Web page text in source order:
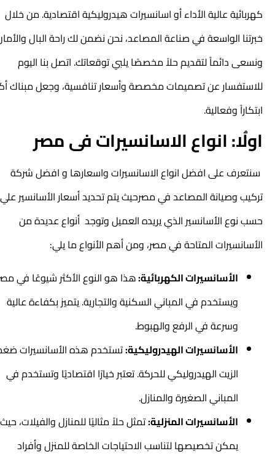
كهربائية عالية الأداء أو اسانسيرات هيدروليكية اقتصادية. من خلال
خبرتنا الواسعة في صناعة المصاعد، نحن نضمن لك راحة البال والأمان،
ونسعى دائماً لتقديم حلاً مخصصًا يلبي توقعاتك. اتصل بنا اليوم
للاستفسار عن تصميمات مخصصة وأسعار تنافسية، وجعل مبناك أكثر
ابتكاراً وفعالية.
اولُا: انواع الاسانسيرات فى مصر
سنتعرف على افضل انواع الاسانسيرات واسعارها و افضل شركة
تركيب وصيانة المصاعد في مصرحيث يتم تحديد أسعار الأسانسير علي
حسب نوع الأسانسير الذي يريده العميل وتوجد أنواع عديدة من
الأسانسيرات المتاحة في مصر، ومن أهم الأنواع ما يلي:
الأسانسيرات الكهربائية:هذا هو النوع الأكثر شيوعًا في مصر
ويستخدم في المباني السكنية والتجارية. يتميز بكفاءة عالية
وسرعة في الرفع والهبوط.
الأسانسيرات الهيدروليكية:تستخدم هذه الأسانسيرات ضغط
الزيت الهيدروليكي للحركة. تعتبر خيارًا اقتصاديًا وتستخدم في
المباني الصغيرة والمنازل.
الأسانسيرات المنزلية:تمثل حلاً مثاليًا للمنازل والفيلات، حيث
يمكن تخصيصها لتناسب الاحتياجات الخاصة للمنزل وأفراد